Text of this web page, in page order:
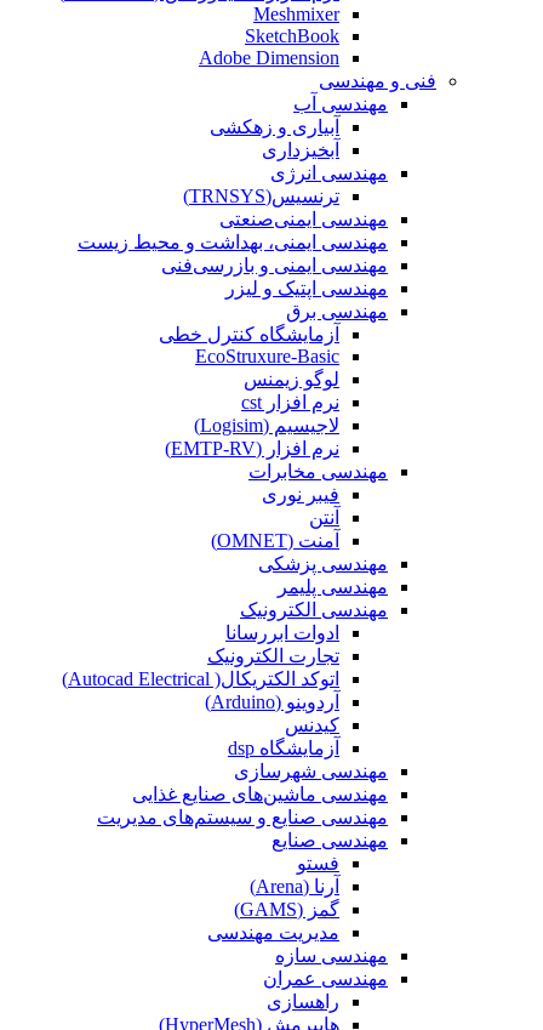
Meshmixer
SketchBook
Adobe Dimension
فنی و مهندسی
مهندسی آب
آبیاری و زهکشی
آبخیزداری
مهندسی انرژی
ترنسیس(TRNSYS)
مهندسی ایمنی‌صنعتی
مهندسی ایمنی، بهداشت و محیط زیست
مهندسی ایمنی‌ و‌ بازرسی‌فنی
مهندسی اپتیک و لیزر
مهندسی برق
آزمایشگاه کنترل خطی
EcoStruxure-Basic
لوگو زیمنس
نرم افزار cst
لاجیسیم (Logisim)
نرم افزار (EMTP-RV)
مهندسی مخابرات
فیبر نوری
آنتن
آمنت (OMNET)
مهندسی پزشکی
مهندسی پلیمر
مهندسی الکترونیک
ادوات ابررسانا
تجارت الکترونیک
اتوکد الکتریکال( Autocad Electrical)
آردوینو (Arduino)
کیدنس
آزمایشگاه dsp
مهندسی شهرسازی
مهندسی ماشین‌های صنایع غذایی
مهندسی صنایع و سیستم‌های مدیریت
مهندسی صنایع
فستو
آرنا (Arena)
گمز (GAMS)
مدیریت مهندسی
مهندسی سازه
مهندسی عمران‌
راهسازی
هایپرمش (HyperMesh)